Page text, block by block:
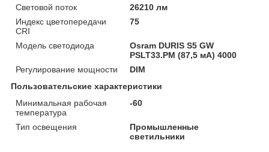
Световой поток
26210 лм
Индекс цветопередачи
CRI
75
Модель светодиода
Osram DURIS S5 GW
PSLT33.PM (87,5 мА) 4000
Регулирование мощности
DIM
Пользовательские характеристики
Минимальная рабочая
температура
-60
Тип освещения
Промышленные
светильники